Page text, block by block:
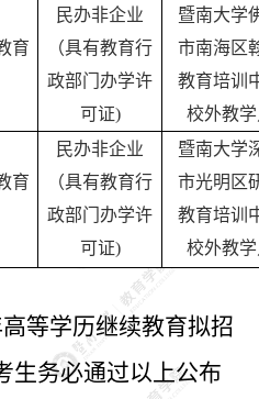
育
民办非企业
（具有教育行
政部门办学许
可证)
暨南大学
市南海区
教育培训
校外教
育
民办非企业
（具有教育行
政部门办学许
可证)
暨南大学
市光明区
教育培训
校外教
等学历继续教育拟招
生务必通过以上公布